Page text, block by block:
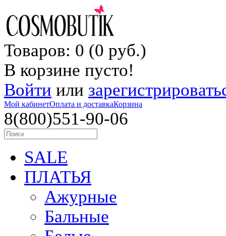
Товаров: 0 (0 руб.)
В корзине пусто!
Войти или
Мой кабинетОплата и доставкаКорзина
8(800)551-90-06
SALE
ПЛАТЬЯ
Ажурные
Бальные